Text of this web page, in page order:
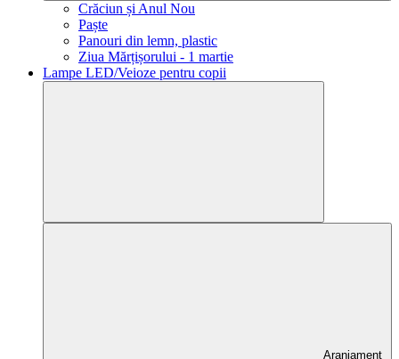
Crăciun și Anul Nou
Paște
Panouri din lemn, plastic
Ziua Mărțișorului - 1 martie
Lampe LED/Veioze pentru copii
Aranjament